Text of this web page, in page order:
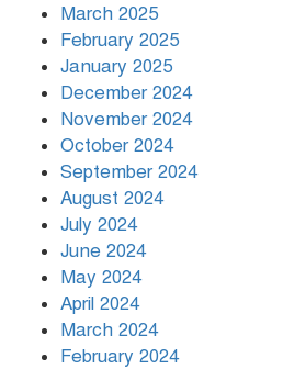
March 2025
February 2025
January 2025
December 2024
November 2024
October 2024
September 2024
August 2024
July 2024
June 2024
May 2024
April 2024
March 2024
February 2024